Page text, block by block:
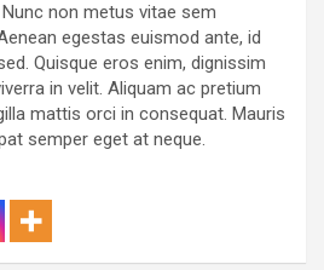
non metus vitae sem
egestas euismod ante, id
Quisque eros enim, dignissim
in velit. Aliquam ac pretium
mattis orci in consequat. Mauris
semper eget at neque.